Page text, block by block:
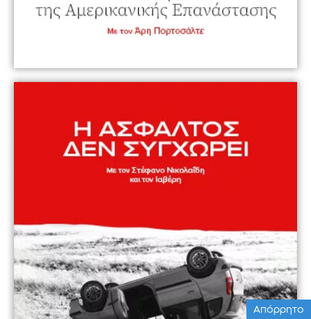
Απόρρητο